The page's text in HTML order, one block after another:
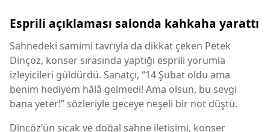
Esprili açıklaması salonda kahkaha yarattı
Sahnedeki samimi tavrıyla da dikkat çeken Petek
Dinçöz, konser sırasında yaptığı esprili yorumla
izleyicileri güldürdü. Sanatçı, “14 Şubat oldu ama
benim hediyem hâlâ gelmedi! Ama olsun, bu sevgi
bana yeter!” sözleriyle geceye neşeli bir not düştü.
Dinçöz’ün sıcak ve doğal sahne iletişimi, konser